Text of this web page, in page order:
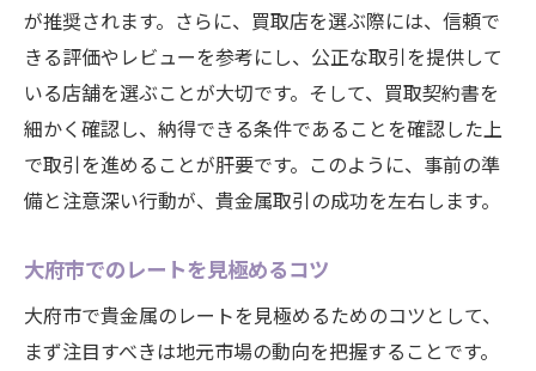
が推奨されます。さらに、買取店を選ぶ際には、信頼で
きる評価やレビューを参考にし、公正な取引を提供して
いる店舗を選ぶことが大切です。そして、買取契約書を
細かく確認し、納得できる条件であることを確認した上
で取引を進めることが肝要です。このように、事前の準
備と注意深い行動が、貴金属取引の成功を左右します。
大府市でのレートを見極めるコツ
大府市で貴金属のレートを見極めるためのコツとして、
まず注目すべきは地元市場の動向を把握することです。